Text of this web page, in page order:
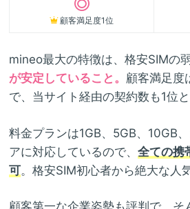
顧客満足度1位
mineo最大の特徴は、格安SIMの
が安定していること。 顧客満足度
で、当サイト経由の契約数も1位と
料金プランは1GB、5GB、10GB
アに対応しているので、 全ての携
可。格安SIM初心者から絶大な人